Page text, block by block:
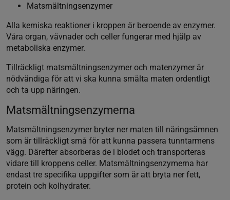
Matsmältningsenzymer
Alla kemiska reaktioner i kroppen är beroende av enzymer.
Våra organ, vävnader och celler fungerar med hjälp av
metaboliska enzymer.
Tillräckligt matsmältningsenzymer och matenzymer är
nödvändiga för att vi ska kunna smälta maten ordentligt
och ta upp näringen.
Matsmältningsenzymerna
Matsmältningsenzymer bryter ner maten till näringsämnen
som är tillräckligt små för att kunna passera tunntarmens
vägg. Därefter absorberas de i blodet och transporteras
vidare till kroppens celler. Matsmältningsenzymerna har
endast tre specifika uppgifter som är att bryta ner fett,
protein och kolhydrater.